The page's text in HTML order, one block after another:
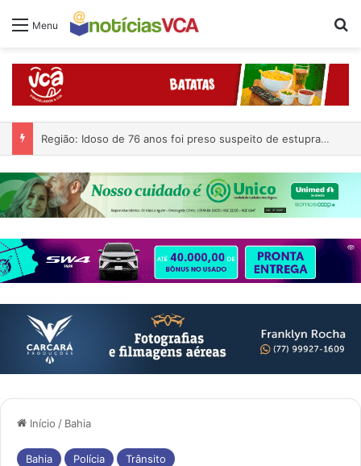
Menu
Região: Idoso de 76 anos foi preso suspeito de estuprar criança de 11 anos
Início / Bahia
Bahia Polícia Trânsito